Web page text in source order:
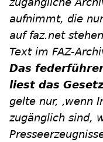
aufnimmt, die
auf faz.net
Text im FAZ-
Das
liest das
gelte nur, ‚wenn
zugänglich sind,